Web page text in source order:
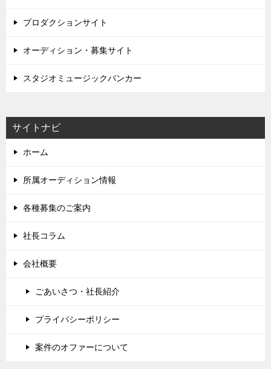
プロダクションサイト
オーディション・募集サイト
スタジオミュージックバンカー
サイトナビ
ホーム
所属オーディション情報
各種募集のご案内
社長コラム
会社概要
ごあいさつ・社長紹介
プライバシーポリシー
案件のオファーについて